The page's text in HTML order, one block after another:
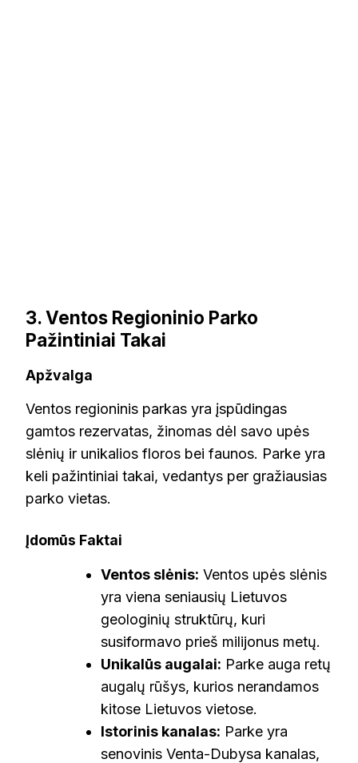
3. Ventos Regioninio Parko
Pažintiniai Takai
Apžvalga
Ventos regioninis parkas yra įspūdingas
gamtos rezervatas, žinomas dėl savo upės
slėnių ir unikalios floros bei faunos. Parke yra
keli pažintiniai takai, vedantys per gražiausias
parko vietas.
Įdomūs Faktai
Ventos slėnis: Ventos upės slėnis
yra viena seniausių Lietuvos
geologinių struktūrų, kuri
susiformavo prieš milijonus metų.
Unikalūs augalai: Parke auga retų
augalų rūšys, kurios nerandamos
kitose Lietuvos vietose.
Istorinis kanalas: Parke yra
senovinis Venta-Dubysa kanalas,